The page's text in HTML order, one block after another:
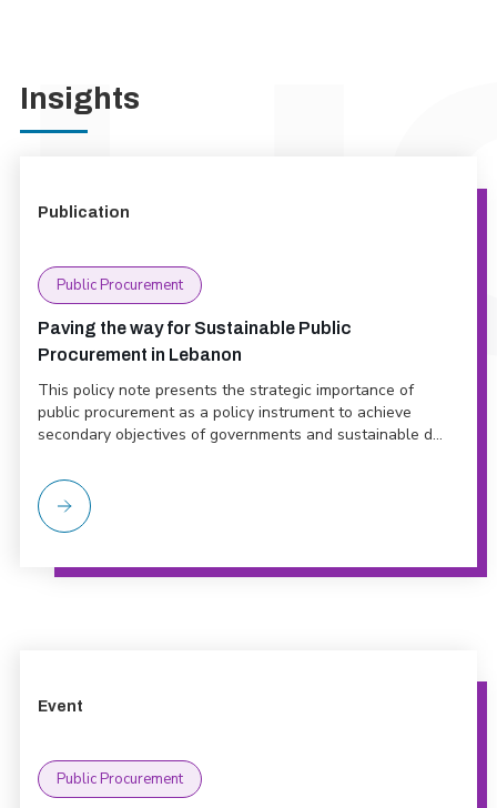
Insights
Publication
Public Procurement
Paving the way for Sustainable Public
Procurement in Lebanon
This policy note presents the strategic importance of
public procurement as a policy instrument to achieve
secondary objectives of governments and sustainable d...
Event
Public Procurement